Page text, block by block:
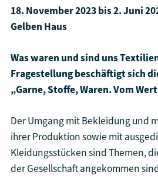
18. November 2023 bis 2. Juni
Gelben Haus
Was waren und sind uns
Fragestellung beschäftigt sich
„Garne, Stoffe, Waren. Vom
Der Umgang mit Bekleidung und
ihrer Produktion sowie mit
Kleidungsstücken sind Themen,
der Gesellschaft angekommen